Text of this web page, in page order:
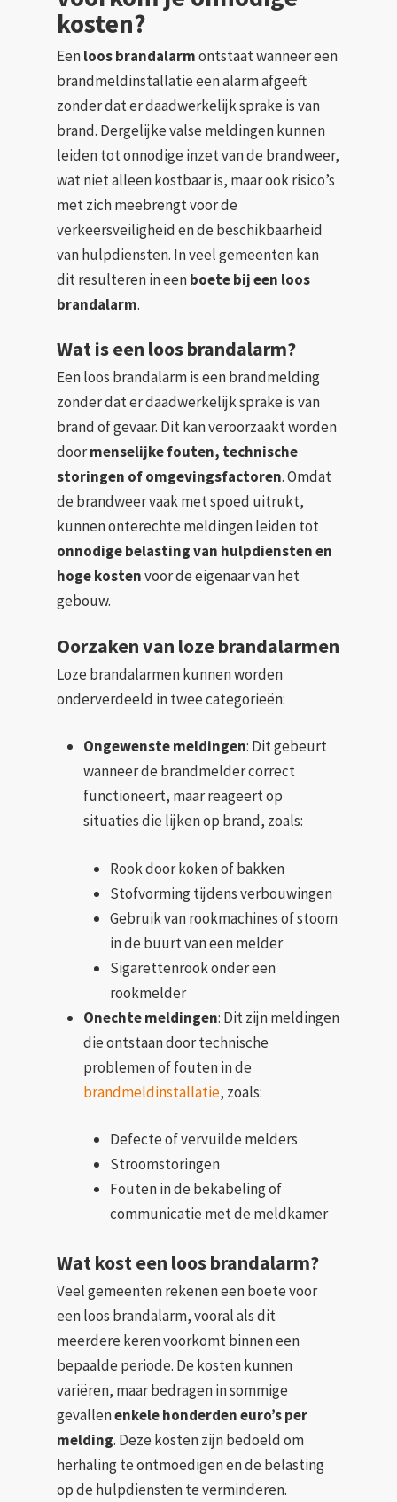
kosten?
Eenloos brandalarmontstaat wanneer een
brandmeldinstallatie een alarm afgeeft
zonder dat er daadwerkelijk sprake is van
brand. Dergelijke valse meldingen kunnen
leiden tot onnodige inzet van de brandweer,
wat niet alleen kostbaar is, maar ook risico’s
met zich meebrengt voor de
verkeersveiligheid en de beschikbaarheid
van hulpdiensten. In veel gemeenten kan
dit resulteren in eenboete bij een loos
brandalarm.
Wat is een loos brandalarm?
Een loos brandalarm is een brandmelding
zonder dat er daadwerkelijk sprake is van
brand of gevaar. Dit kan veroorzaakt worden
doormenselijke fouten, technische
storingen of omgevingsfactoren. Omdat
de brandweer vaak met spoed uitrukt,
kunnen onterechte meldingen leiden tot
onnodige belasting van hulpdiensten en
hoge kostenvoor de eigenaar van het
gebouw.
Oorzaken van loze brandalarmen
Loze brandalarmen kunnen worden
onderverdeeld in twee categorieën:
Ongewenste meldingen: Dit gebeurt
wanneer de brandmelder correct
functioneert, maar reageert op
situaties die lijken op brand, zoals:
Rook door koken of bakken
Stofvorming tijdens verbouwingen
Gebruik van rookmachines of stoom
in de buurt van een melder
Sigarettenrook onder een
rookmelder
Onechte meldingen: Dit zijn meldingen
die ontstaan door technische
problemen of fouten in de
brandmeldinstallatie, zoals:
Defecte of vervuilde melders
Stroomstoringen
Fouten in de bekabeling of
communicatie met de meldkamer
Wat kost een loos brandalarm?
Veel gemeenten rekenen een boete voor
een loos brandalarm, vooral als dit
meerdere keren voorkomt binnen een
bepaalde periode. De kosten kunnen
variëren, maar bedragen in sommige
gevallenenkele honderden euro’s per
melding. Deze kosten zijn bedoeld om
herhaling te ontmoedigen en de belasting
op de hulpdiensten te verminderen.